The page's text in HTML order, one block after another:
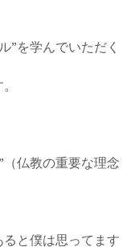
”を学んでいただく
仏教の重要な理念
と僕は思ってます